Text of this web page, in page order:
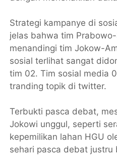
Strategi kampanye di
jelas bahwa tim
menandingi tim Jokow-
sosial terlihat sangat
tim 02. Tim sosial media
tranding topik di twitter.
Terbukti pasca debat,
Jokowi unggul, seperti
kepemilikan lahan HGU
sehari pasca debat